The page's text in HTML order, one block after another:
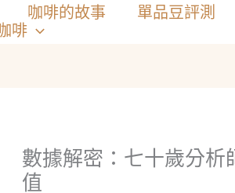
咖啡的故事 單品豆評測
啡
數據解密：七十歲分
值